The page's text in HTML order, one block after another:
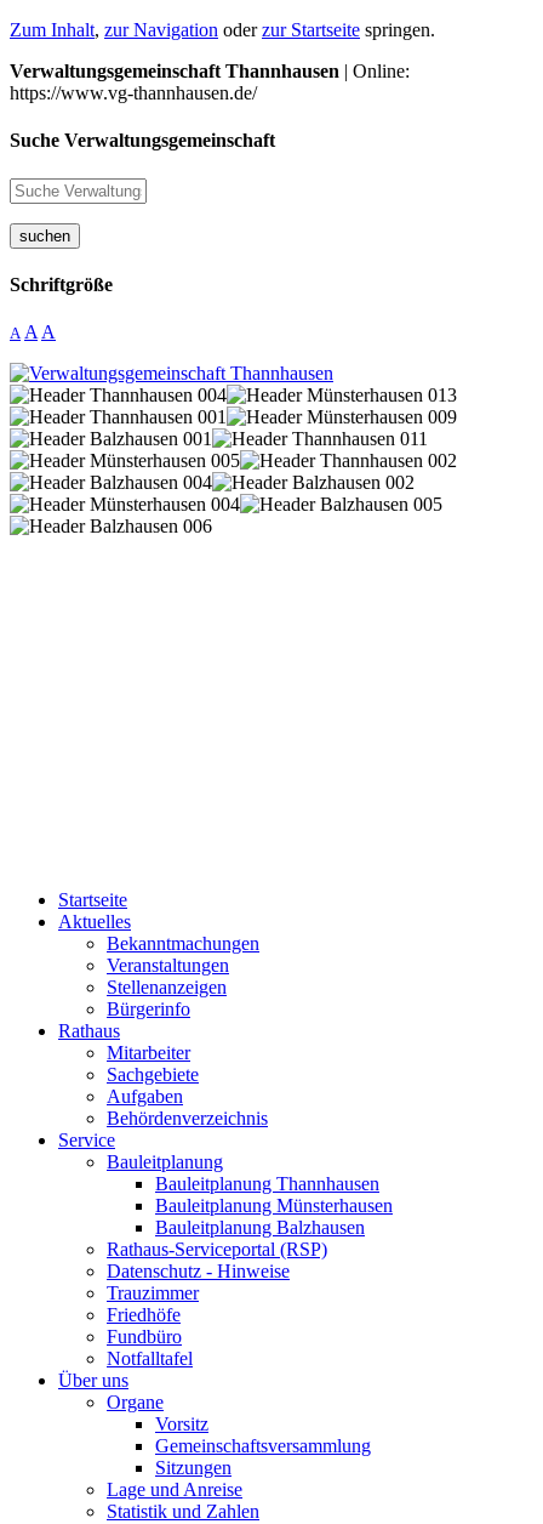
Zum Inhalt, zur Navigation oderzur Startseite springen.
Verwaltungsgemeinschaft Thannhausen | Online:
https://www.vg-thannhausen.de/
Suche Verwaltungsgemeinschaft
suchen
Schriftgröße
A A A
Startseite
Aktuelles
Bekanntmachungen
Veranstaltungen
Stellenanzeigen
Bürgerinfo
Rathaus
Mitarbeiter
Sachgebiete
Aufgaben
Behördenverzeichnis
Service
Bauleitplanung
Bauleitplanung Thannhausen
Bauleitplanung Münsterhausen
Bauleitplanung Balzhausen
Rathaus-Serviceportal (RSP)
Datenschutz - Hinweise
Trauzimmer
Friedhöfe
Fundbüro
Notfalltafel
Über uns
Organe
Vorsitz
Gemeinschaftsversammlung
Sitzungen
Lage und Anreise
Statistik und Zahlen